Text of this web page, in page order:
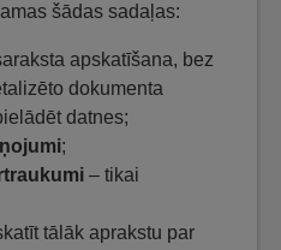
šādas sadaļas:
apskatīšana, bez
dokumenta
datnes;
;
– tikai
tālāk aprakstu par